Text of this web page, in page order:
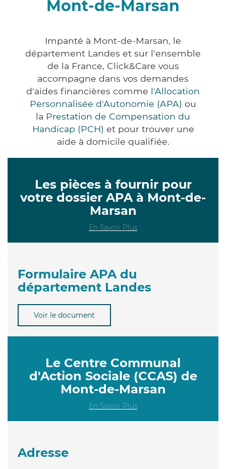
Mont-de-Marsan
Impanté à Mont-de-Marsan, le
département Landes et sur l'ensemble
de la France, Click&Care vous
accompagne dans vos demandes
d'aides financières comme l'Allocation
Personnalisée d'Autonomie (APA) ou
la Prestation de Compensation du
Handicap (PCH) et pour trouver une
aide à domicile qualifiée.
Les pièces à fournir pour
votre dossier APA à Mont-de-
Marsan
En Savoir Plus
Formulaire APA du
département Landes
Voir le document
Le Centre Communal
d'Action Sociale (CCAS) de
Mont-de-Marsan
En Savoir Plus
Adresse